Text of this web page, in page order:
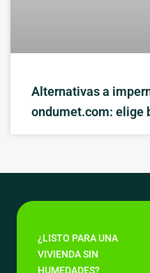
Alternativas a
ondumet.com: elige
¿LISTO PARA UNA
VIVIENDA SIN
HUMEDADES?